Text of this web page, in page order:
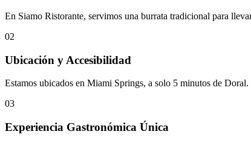
En Siamo Ristorante, servimos una burrata tradicional para
02
Ubicación y Accesibilidad
Estamos ubicados en Miami Springs, a solo 5 minutos de
03
Experiencia Gastronómica Única